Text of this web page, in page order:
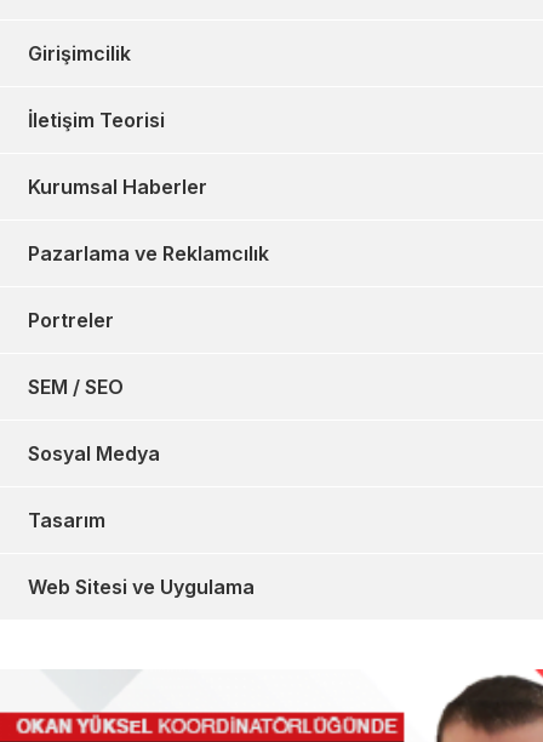
Girişimcilik
İletişim Teorisi
Kurumsal Haberler
Pazarlama ve Reklamcılık
Portreler
SEM / SEO
Sosyal Medya
Tasarım
Web Sitesi ve Uygulama